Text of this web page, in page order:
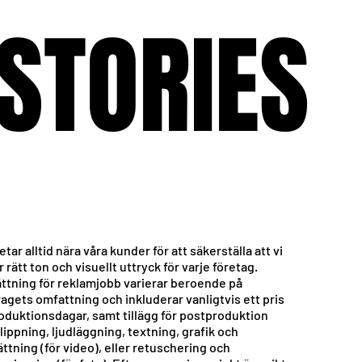
alltid nära våra kunder för att säkerställa att vi
rätt ton och visuellt uttryck för varje företag.
för reklamjobb varierar beroende på
omfattning och inkluderar vanligtvis ett pris
samt tillägg för postproduktion
ljudläggning, textning, grafik och
(för video), eller retuschering och